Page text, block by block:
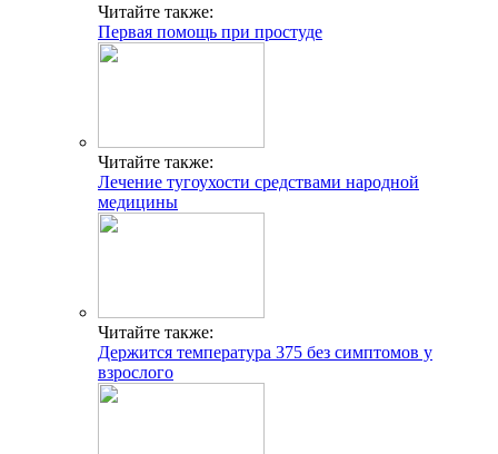
Читайте также:
Первая помощь при простуде
Читайте также:
Лечение тугоухости средствами народной
медицины
Читайте также:
Держится температура 375 без симптомов у
взрослого